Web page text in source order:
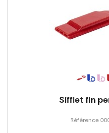
Sifflet fin
Référence